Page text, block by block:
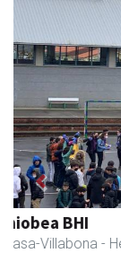
Arindu
Amasa-Villabona
Previous